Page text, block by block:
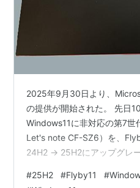
2025年9月30日より、
の提供が開始された。 先日
Windows11に非対応の第7
Let's note CF-SZ6）を、
24H2 → 25H2にアップグレ
対応である、10年以上前の
#25H2 #Flyby11 #